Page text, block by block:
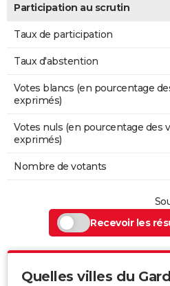
Bricolage
Lifestyle
Culture
Sport
Auto
Television
Voyage
Cinema
Participation au scrutin
Taux de participation
Taux d'abstention
Votes blancs (en pourcentage
exprimés)
Votes nuls (en pourcentage des
exprimés)
Nombre de votants
Recevoir les
Quelles villes du